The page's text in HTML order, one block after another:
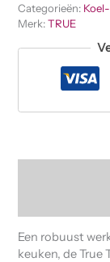
Categorieën:
Merk:TRUE
Een robuust
keuken, de